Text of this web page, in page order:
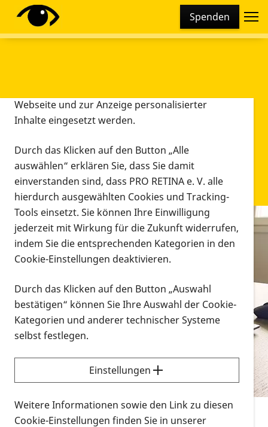
Spenden
Infomaterial
Infomaterial
Vorlesen
Alle Infomaterialien in verschiedenen
Formaten an einem Ort
Sie möchten wissen, wie Sie nach Infonmaterial
suchen und dieses bestellen bzw. herunterladen
können? Schauen Sie sich dieErklärvideos zum
Thema Infomaterial auf der PRO RETINA-Website
für blinde und sehbehinderte Menschen an.
Diese Webseite setzt verschiedene Cookies und
Tracking-Tools ein. Dies beinhaltet Cookies und
Webseite und zur Anzeige personalisierter
Inhalte eingesetzt werden.
Durch das Klicken auf den Button „Alle
auswählen“ erklären Sie, dass Sie damit
einverstanden sind, dass PRO RETINA e. V. alle
hierdurch ausgewählten Cookies und Tracking-
Tools einsetzt. Sie können Ihre Einwilligung
jederzeit mit Wirkung für die Zukunft widerrufen,
indem Sie die entsprechenden Kategorien in den
Cookie-Einstellungen deaktivieren.
Durch das Klicken auf den Button „Auswahl
bestätigen“ können Sie Ihre Auswahl der Cookie-
Kategorien und anderer technischer Systeme
selbst festlegen.
Einstellungen
Weitere Informationen sowie den Link zu diesen
Cookie-Einstellungen finden Sie in unserer